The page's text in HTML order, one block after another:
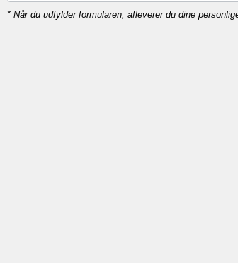
* Når du udfylder formularen, afleverer du dine